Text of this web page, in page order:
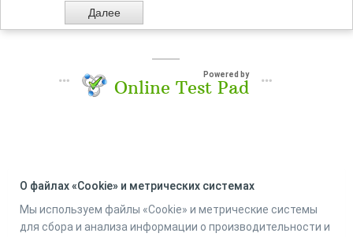
Powered by
Online Test Pad
О файлах «Cookie» и метрических системах
Мы используем файлы «Cookie» и метрические системы
для сбора и анализа информации о производительности и